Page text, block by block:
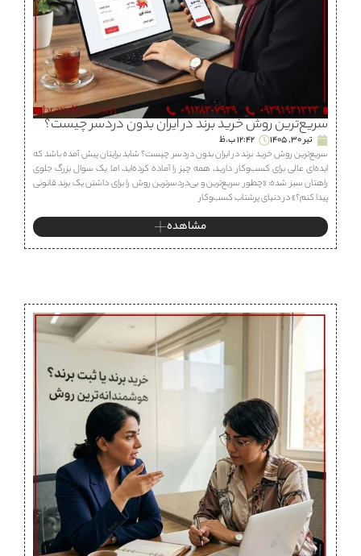
سریع‌ترین روش خرید برند در ایران بدون دردسر چیست؟
تیر 30, 1405
12:42 ب.ظ
سریع‌ترین روش خرید برند در ایران بدون دردسر چیست؟ شاید برایتان پیش آمده باشد که
ایده‌ای عالی برای کسب‌وکار دارید، همه چیز را آماده کرده‌اید، اما یک سوال بزرگ جلوی
راهتان سبز شده: «چطور سریع‌ترین و بی‌دردسرترین روش را برای داشتن یک برند قانونی
پیدا کنم؟» در دنیای پرشتاب کسب‌وکار
مشاهده